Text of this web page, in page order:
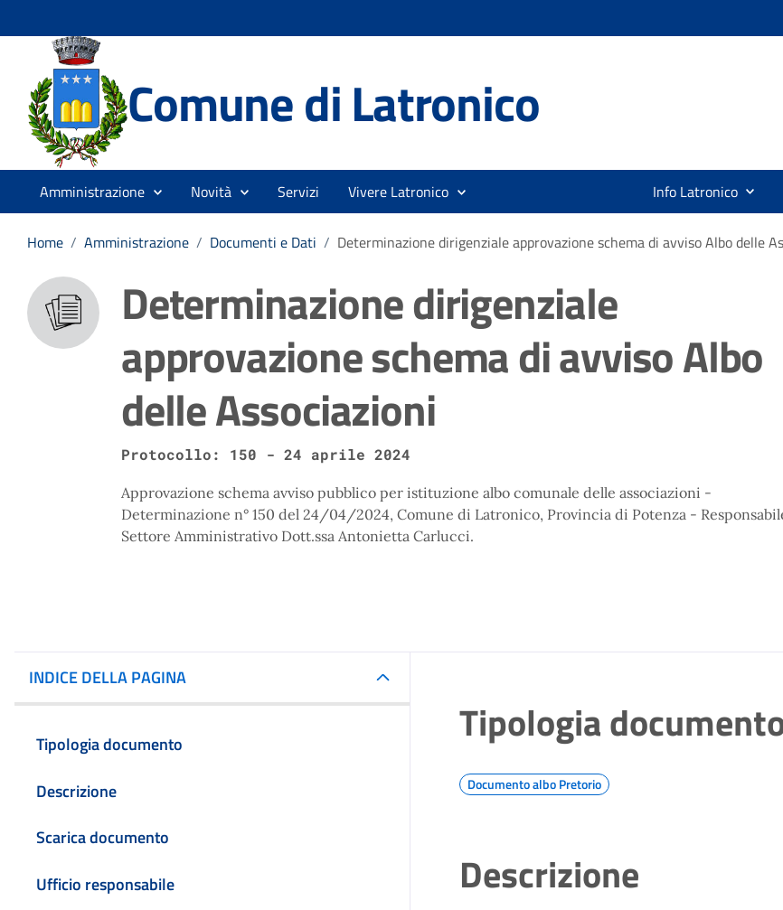
Comune di Latronico
Amministrazione Novità Servizi Vivere Latronico Info Latronico
Home / Amministrazione / Documenti e Dati / Determinazione dirigenziale approvazione schema di avviso Albo delle
Determinazione dirigenziale
approvazione schema di avviso Albo
delle Associazioni
Protocollo: 150 - 24 aprile 2024
Approvazione schema avviso pubblico per istituzione albo comunale delle associazioni -
Determinazione n° 150 del 24/04/2024, Comune di Latronico, Provincia di Potenza -
Settore Amministrativo Dott.ssa Antonietta Carlucci.
INDICE DELLA PAGINA
Tipologia documento
Descrizione
Scarica documento
Ufficio responsabile
Tipologia
Documento albo Pretorio
Descrizione